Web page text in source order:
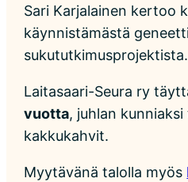
Sari Karjalainen kertoo
käynnistämästä
sukututkimusprojektista.
Laitasaari-Seura ry
vuotta, juhlan
kakkukahvit.
Myytävänä talolla myös